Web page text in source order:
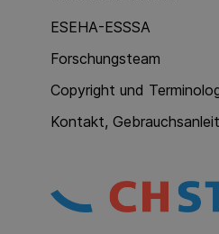
ESEHA-ESSSA
Forschungsteam
Copyright und
Kontakt,